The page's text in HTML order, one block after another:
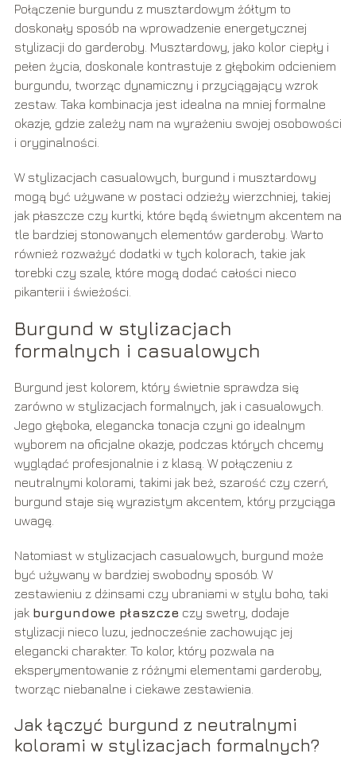
Połączenie burgundu z musztardowym żółtym to
doskonały sposób na wprowadzenie energetycznej
stylizacji do garderoby. Musztardowy, jako kolor ciepły i
pełen życia, doskonale kontrastuje z głębokim odcieniem
burgundu, tworząc dynamiczny i przyciągający wzrok
zestaw. Taka kombinacja jest idealna na mniej formalne
okazje, gdzie zależy nam na wyrażeniu swojej osobowości
i oryginalności.
W stylizacjach casualowych, burgund i musztardowy
mogą być używane w postaci odzieży wierzchniej, takiej
jak płaszcze czy kurtki, które będą świetnym akcentem na
tle bardziej stonowanych elementów garderoby. Warto
również rozważyć dodatki w tych kolorach, takie jak
torebki czy szale, które mogą dodać całości nieco
pikanterii i świeżości.
Burgund w stylizacjach
formalnych i casualowych
Burgund jest kolorem, który świetnie sprawdza się
zarówno w stylizacjach formalnych, jak i casualowych.
Jego głęboka, elegancka tonacja czyni go idealnym
wyborem na oficjalne okazje, podczas których chcemy
wyglądać profesjonalnie i z klasą. W połączeniu z
neutralnymi kolorami, takimi jak beż, szarość czy czerń,
burgund staje się wyrazistym akcentem, który przyciąga
uwagę.
Natomiast w stylizacjach casualowych, burgund może
być używany w bardziej swobodny sposób. W
zestawieniu z dżinsami czy ubraniami w stylu boho, taki
jak burgundowe płaszczeczy swetry, dodaje
stylizacji nieco luzu, jednocześnie zachowując jej
elegancki charakter. To kolor, który pozwala na
eksperymentowanie z różnymi elementami garderoby,
tworząc niebanalne i ciekawe zestawienia.
Jak łączyć burgund z neutralnymi
kolorami w stylizacjach formalnych?